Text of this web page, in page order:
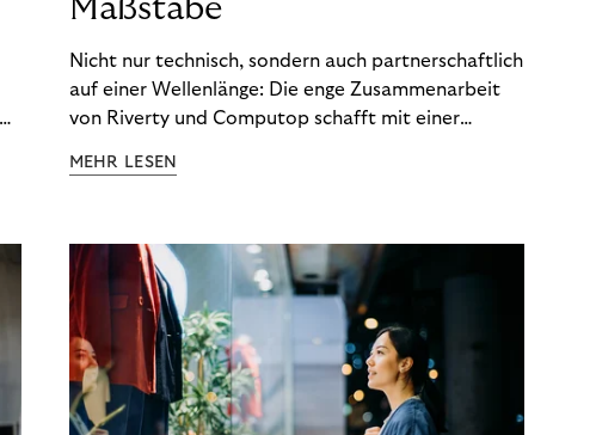
Maßstäbe
Nicht nur technisch, sondern auch partnerschaftlich
auf einer Wellenlänge: Die enge Zusammenarbeit
von Riverty und Computop schafft mit einer
Zahlungsabwicklung echte Mehrwerte für Händler.
MEHR LESEN